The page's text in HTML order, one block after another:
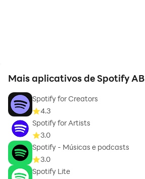
Mais aplicativos de Spotify AB
Spotify for Creators
4.3
Spotify for Artists
3.0
Spotify - Músicas e podcasts
3.0
Spotify Lite